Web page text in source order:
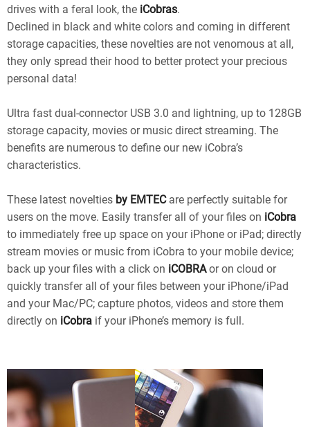
drives with a feral look, the iCobras.
Declined in black and white colors and coming in different
storage capacities, these novelties are not venomous at all,
they only spread their hood to better protect your precious
personal data!
Ultra fast dual-connector USB 3.0 and lightning, up to 128GB
storage capacity, movies or music direct streaming. The
benefits are numerous to define our new iCobra’s
characteristics.
These latest novelties by EMTECare perfectly suitable for
users on the move. Easily transfer all of your files on iCobra
to immediately free up space on your iPhone or iPad; directly
stream movies or music from iCobra to your mobile device;
back up your files with a click on iCOBRAor on cloud or
quickly transfer all of your files between your iPhone/iPad
and your Mac/PC; capture photos, videos and store them
directly on iCobra if your iPhone’s memory is full.